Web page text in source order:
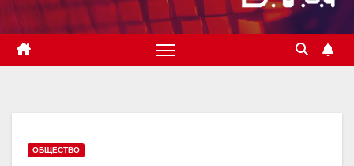
ОБЩЕСТВО